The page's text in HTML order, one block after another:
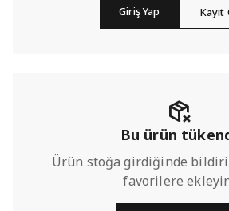
Giriş Yap Kayıt
Bu ürün
Ürün stoğa girdiğinde
favorilere